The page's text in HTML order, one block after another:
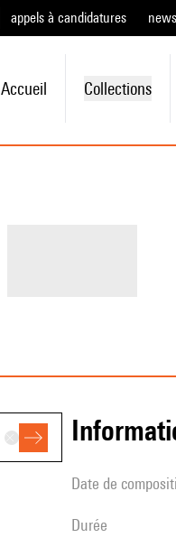
appels à candidatures
Accueil Collections
date de
durée